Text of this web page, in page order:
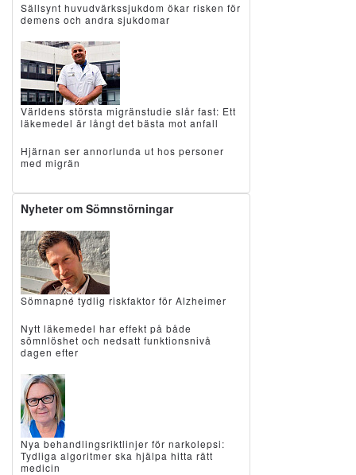
Sällsynt huvudvärkssjukdom ökar risken för
demens och andra sjukdomar
Världens största migränstudie slår fast: Ett
läkemedel är långt det bästa mot anfall
Hjärnan ser annorlunda ut hos personer
med migrän
Nyheter om Sömnstörningar
Sömnapné tydlig riskfaktor för Alzheimer
Nytt läkemedel har effekt på både
sömnlöshet och nedsatt funktionsnivå
dagen efter
Nya behandlingsriktlinjer för narkolepsi:
Tydliga algoritmer ska hjälpa hitta rätt
medicin